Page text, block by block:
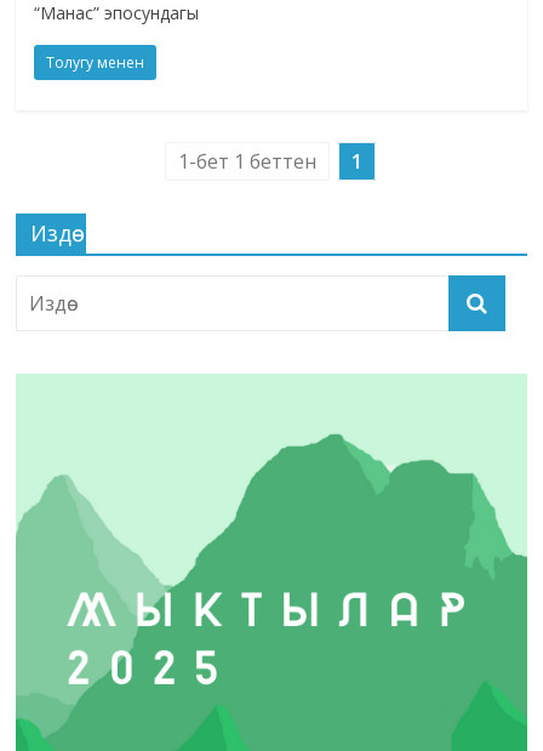
“Манас” эпосундагы
Толугу менен
1-бет 1 беттен 1
Издөө